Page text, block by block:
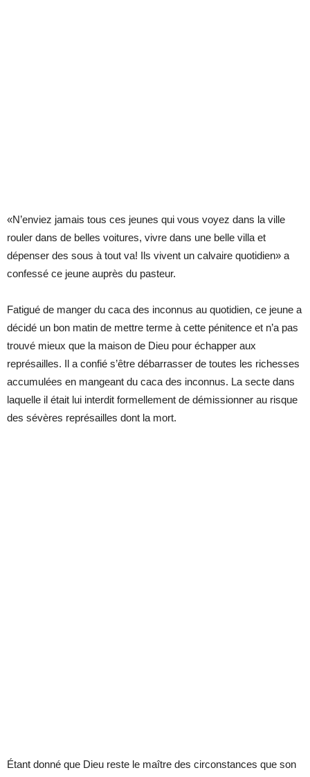
«N’enviez jamais tous ces jeunes qui vous voyez dans la ville
rouler dans de belles voitures, vivre dans une belle villa et
dépenser des sous à tout va! Ils vivent un calvaire quotidien» a
confessé ce jeune auprès du pasteur.
Fatigué de manger du caca des inconnus au quotidien, ce jeune a
décidé un bon matin de mettre terme à cette pénitence et n’a pas
trouvé mieux que la maison de Dieu pour échapper aux
représailles. Il a confié s’être débarrasser de toutes les richesses
accumulées en mangeant du caca des inconnus. La secte dans
laquelle il était lui interdit formellement de démissionner au risque
des sévères représailles dont la mort.
Étant donné que Dieu reste le maître des circonstances que son